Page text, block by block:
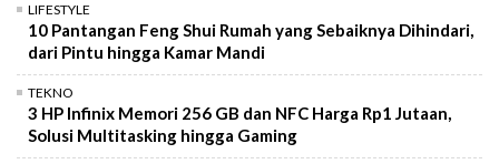
LIFESTYLE
10 Pantangan Feng Shui Rumah yang Sebaiknya Dihindari,
dari Pintu hingga Kamar Mandi
TEKNO
3 HP Infinix Memori 256 GB dan NFC Harga Rp1 Jutaan,
Solusi Multitasking hingga Gaming